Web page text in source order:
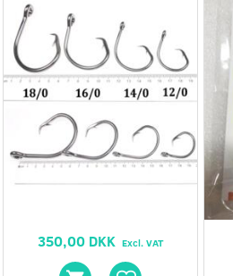
350,00 DKK Excl. VAT